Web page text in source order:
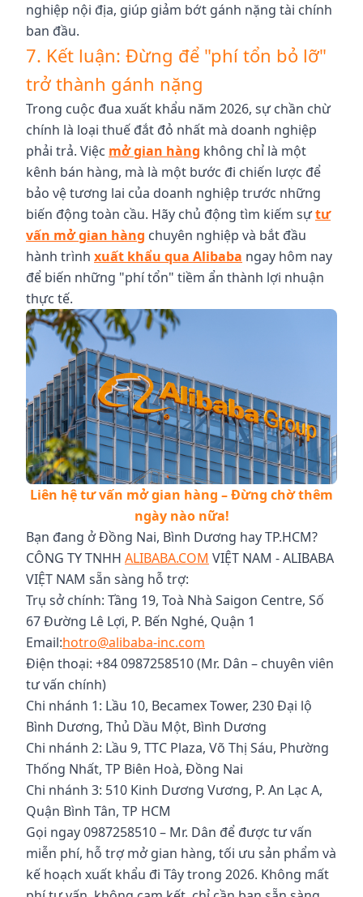
nghiệp nội địa, giúp giảm bớt gánh nặng tài chính
ban đầu.
7. Kết luận: Đừng để "phí tổn bỏ lỡ"
trở thành gánh nặng
Trong cuộc đua xuất khẩu năm 2026, sự chần chừ
chính là loại thuế đắt đỏ nhất mà doanh nghiệp
phải trả. Việc mở gian hàng không chỉ là một
kênh bán hàng, mà là một bước đi chiến lược để
bảo vệ tương lai của doanh nghiệp trước những
biến động toàn cầu. Hãy chủ động tìm kiếm sựtư
vấn mở gian hàng chuyên nghiệp và bắt đầu
hành trình xuất khẩu qua Alibaba ngay hôm nay
để biến những "phí tổn" tiềm ẩn thành lợi nhuận
thực tế.
Liên hệ tư vấn mở gian hàng – Đừng chờ thêm
ngày nào nữa!
Bạn đang ở Đồng Nai, Bình Dương hay TP.HCM?
CÔNG TY TNHH ALIBABA.COM VIỆT NAM - ALIBABA
VIỆT NAM sẵn sàng hỗ trợ:
Trụ sở chính: Tầng 19, Toà Nhà Saigon Centre, Số
67 Đường Lê Lợi, P. Bến Nghé, Quận 1
Email:hotro@alibaba-inc.com
Điện thoại: +84 0987258510 (Mr. Dân – chuyên viên
tư vấn chính)
Chi nhánh 1: Lầu 10, Becamex Tower, 230 Đại lộ
Bình Dương, Thủ Dầu Một, Bình Dương
Chi nhánh 2: Lầu 9, TTC Plaza, Võ Thị Sáu, Phường
Thống Nhất, TP Biên Hoà, Đồng Nai
Chi nhánh 3: 510 Kinh Dương Vương, P. An Lạc A,
Quận Bình Tân, TP HCM
Gọi ngay 0987258510 – Mr. Dân để được tư vấn
miễn phí, hỗ trợ mở gian hàng, tối ưu sản phẩm và
kế hoạch xuất khẩu đi Tây trong 2026. Không mất